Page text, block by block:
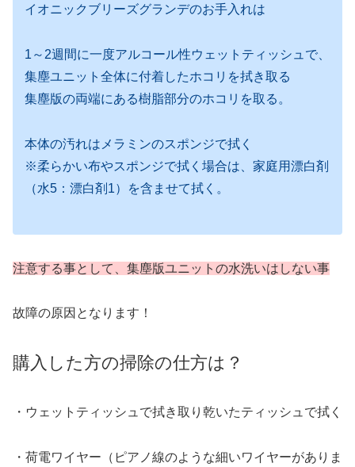
イオニックブリーズグランデのお手入れは
1～2週間に一度アルコール性ウェットティッシュで、
集塵ユニット全体に付着したホコリを拭き取る
集塵版の両端にある樹脂部分のホコリを取る。
本体の汚れはメラミンのスポンジで拭く
※柔らかい布やスポンジで拭く場合は、家庭用漂白剤
（水5：漂白剤1）を含ませて拭く。
注意する事として、集塵版ユニットの水洗いはしない事
故障の原因となります！
購入した方の掃除の仕方は？
・ウェットティッシュで拭き取り乾いたティッシュで拭く
・荷電ワイヤー（ピアノ線のような細いワイヤーがありま